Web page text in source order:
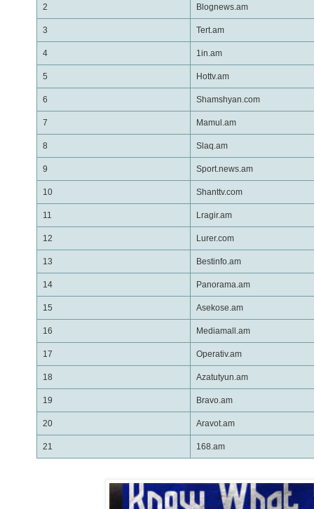
2 Blognews.am
3 Tert.am
4 1in.am
5 Hottv.am
6 Shamshyan.com
7 Mamul.am
8 Slaq.am
9 Sport.news.am
10 Shanttv.com
11 Lragir.am
12 Lurer.com
13 Bestinfo.am
14 Panorama.am
15 Asekose.am
16 Mediamall.am
17 Operativ.am
18 Azatutyun.am
19 Bravo.am
20 Aravot.am
21 168.am